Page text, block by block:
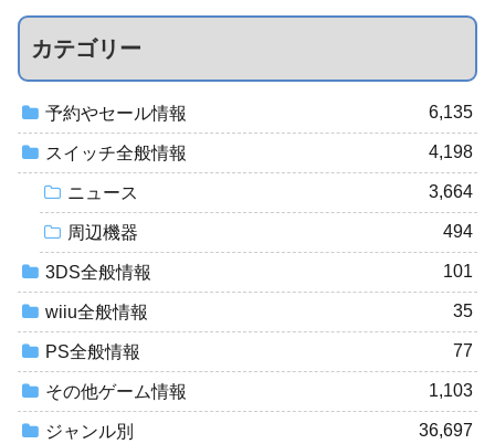
カテゴリー
予約やセール情報 6,135
スイッチ全般情報 4,198
ニュース 3,664
周辺機器 494
3DS全般情報 101
wiiu全般情報 35
PS全般情報 77
その他ゲーム情報 1,103
ジャンル別 36,697